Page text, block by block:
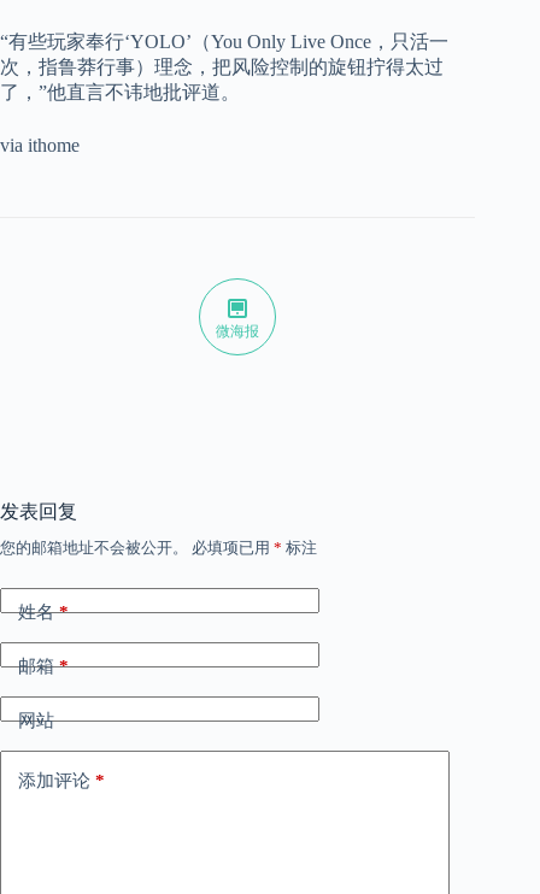
“有些玩家奉行‘YOLO’（You Only Live Once，只活一
次，指鲁莽行事）理念，把风险控制的旋钮拧得太过
了，”他直言不讳地批评道。
via ithome
微海报
发表回复
您的邮箱地址不会被公开。 必填项已用 * 标注
姓名*
邮箱*
网站
添加评论 *